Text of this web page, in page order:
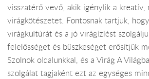
visszatérő vevő, akik igénylik a kreatív,
virágkötészetet. Fontosnak tartjuk,
virágkultúrát és a jó virágízlést
felelősséget és büszkeséget erősítjük
Szolnok oldalunkkal, és a Virág A
szolgálat tagjaként ezt az egységes